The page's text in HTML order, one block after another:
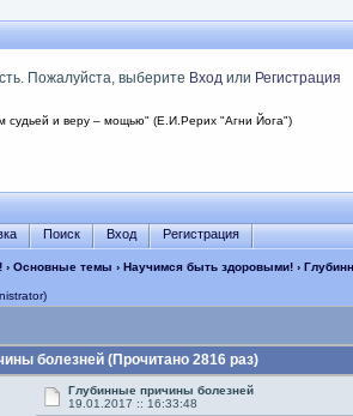
Пожалуйста, выберите Входили Регистрация
судьей и веру – мощью" (Е.И.Рерих "Агни Йога")
Поиск Вход Регистрация
› Основные темы › Научимся быть здоровыми!›
болезней (Прочитано 2816 раз)
Глубинные причины болезней
19.01.2017 :: 16:33:48